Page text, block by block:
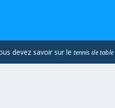
devez savoir sur letennis de table